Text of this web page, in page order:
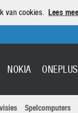
van cookies. Lees
NOKIA ONEPLUS
Spelcomputers